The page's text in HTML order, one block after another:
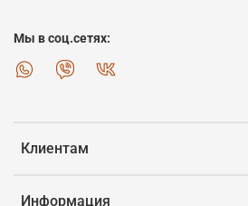
Клиентам
Информация
Мы в соц.сетях: